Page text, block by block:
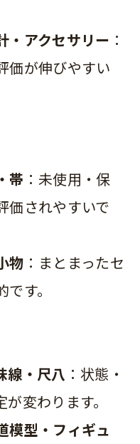
・アクセサリー ：
価が伸びやすい
帯 ：未使用・保
価されやすいで
物 ：まとまったセ
す。
線・尺八 ：状態・
変わります。
模型・フィギュ